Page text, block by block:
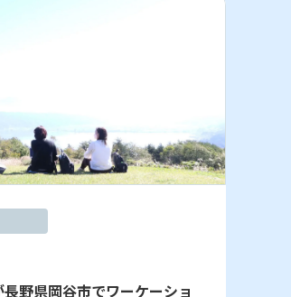
野県岡谷市でワーケーショ